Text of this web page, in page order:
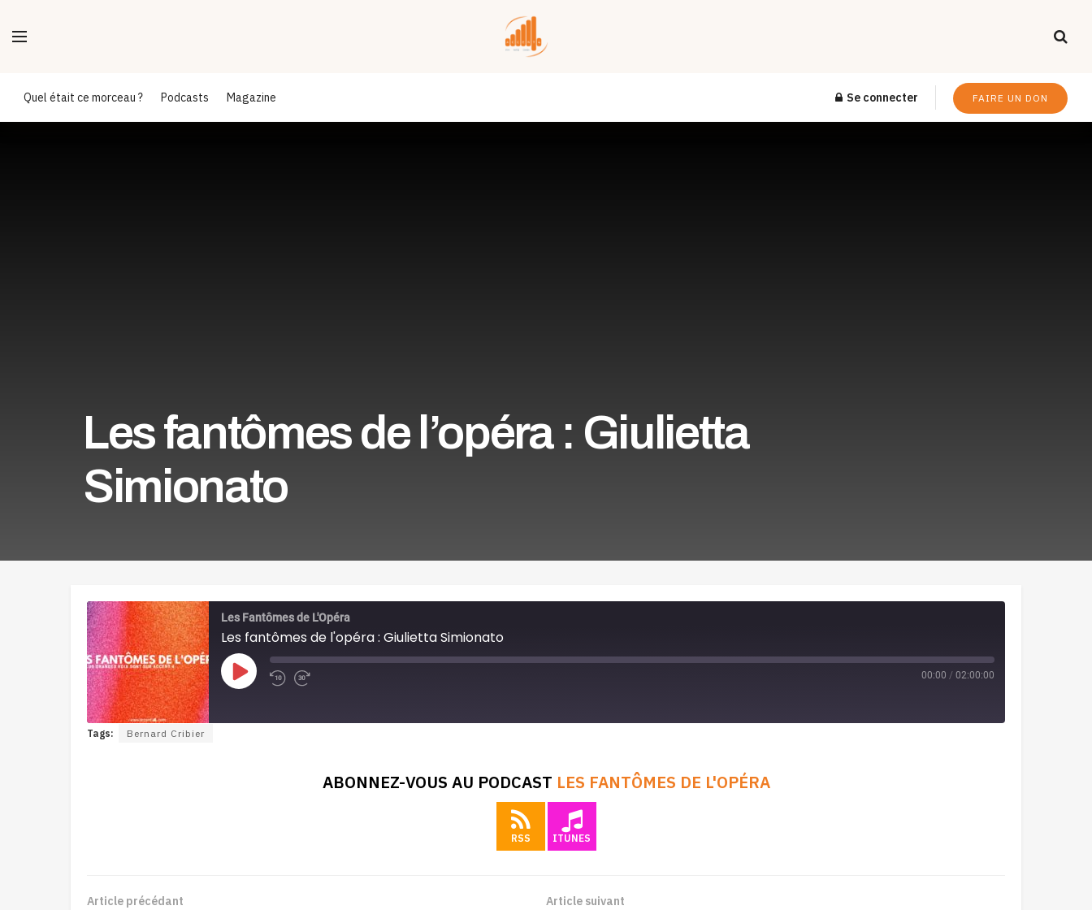
Quel était ce morceau ? Podcasts Magazine Se connecter FAIRE UN DON
Les fantômes de l’opéra : Giulietta
Simionato
Les Fantômes de L'Opéra
Les fantômes de l'opéra : Giulietta Simionato
Play
Episode
00:00 / 02:00:00
Tags: Bernard Cribier
ABONNEZ-VOUS AU PODCAST LES FANTÔMES DE L'OPÉRA
RSS ITUNES
Article précédant Article suivant